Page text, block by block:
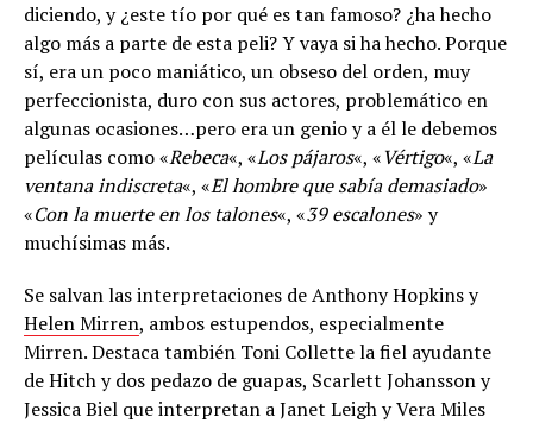
diciendo, y ¿este tío por qué es tan famoso? ¿ha hecho
algo más a parte de esta peli? Y vaya si ha hecho. Porque
sí, era un poco maniático, un obseso del orden, muy
perfeccionista, duro con sus actores, problemático en
algunas ocasiones…pero era un genio y a él le debemos
películas como «Rebeca«, «Los pájaros«, «Vértigo«, «La
ventana indiscreta«, «El hombre que sabía demasiado»
«Con la muerte en los talones«, «39 escalones» y
muchísimas más.
Se salvan las interpretaciones de Anthony Hopkins y
Helen Mirren, ambos estupendos, especialmente
Mirren. Destaca también Toni Collette la fiel ayudante
de Hitch y dos pedazo de guapas, Scarlett Johansson y
Jessica Biel que interpretan a Janet Leigh y Vera Miles